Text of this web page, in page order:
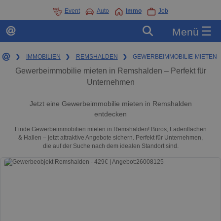
Event Auto Immo Job
Menü ☰
❯ IMMOBILIEN ❯ REMSHALDEN ❯ GEWERBEIMMOBILIE-MIETEN
Gewerbeimmobilie mieten in Remshalden – Perfekt für
Unternehmen
Jetzt eine Gewerbeimmobilie mieten in Remshalden
entdecken
Finde Gewerbeimmobilien mieten in Remshalden! Büros, Ladenflächen
& Hallen – jetzt attraktive Angebote sichern. Perfekt für Unternehmen,
die auf der Suche nach dem idealen Standort sind.